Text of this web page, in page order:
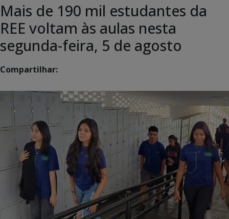
Mais de 190 mil estudantes da
REE voltam às aulas nesta
segunda-feira, 5 de agosto
Compartilhar: